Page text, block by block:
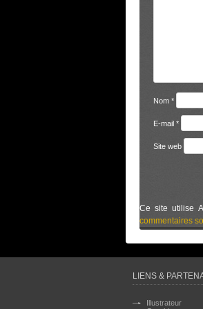
Nom *
E-mail *
Site web
Ce site utilise
commentaires
LIENS &
Illustrateur